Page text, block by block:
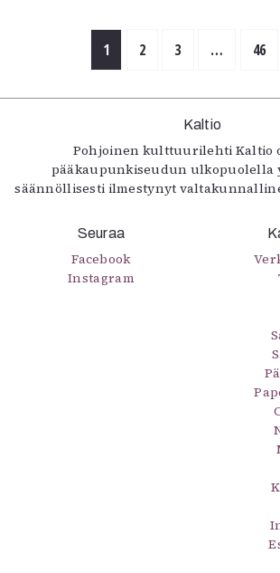
1 2 3 … 46
Kaltio
Pohjoinen kulttuurilehti Kaltio
pääkaupunkiseudun ulkopuolella
säännöllisesti ilmestynyt
Seuraa
Facebook
Instagram